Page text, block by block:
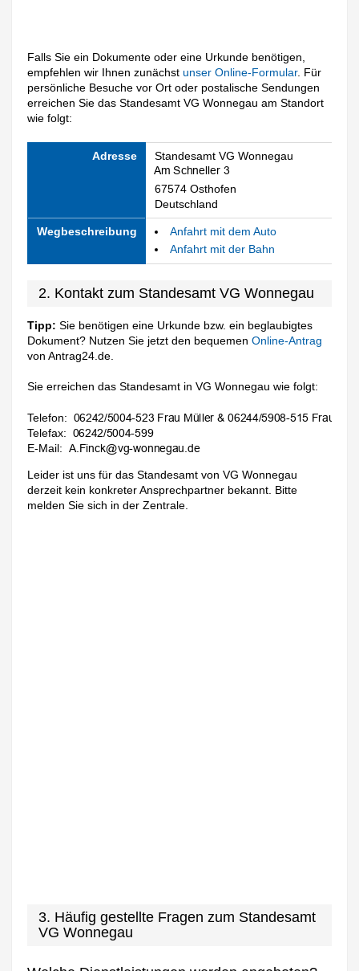
Falls Sie ein Dokumente oder eine Urkunde benötigen,
empfehlen wir Ihnen zunächstunser Online-Formular. Für
persönliche Besuche vor Ort oder postalische Sendungen
erreichen Sie das Standesamt VG Wonnegau am Standort
wie folgt:
Adresse Standesamt VG Wonnegau
67574 Osthofen
Deutschland
Wegbeschreibung
Anfahrt mit dem Auto
Anfahrt mit der Bahn
2. Kontakt zum Standesamt VG Wonnegau
Tipp: Sie benötigen eine Urkunde bzw. ein beglaubigtes
Dokument? Nutzen Sie jetzt den bequemenOnline-Antrag
von Antrag24.de.
Sie erreichen das Standesamt in VG Wonnegau wie folgt:
Telefon:
Telefax:
E-Mail:
Leider ist uns für das Standesamt von VG Wonnegau
derzeit kein konkreter Ansprechpartner bekannt. Bitte
melden Sie sich in der Zentrale.
3. Häufig gestellte Fragen zum Standesamt
VG Wonnegau